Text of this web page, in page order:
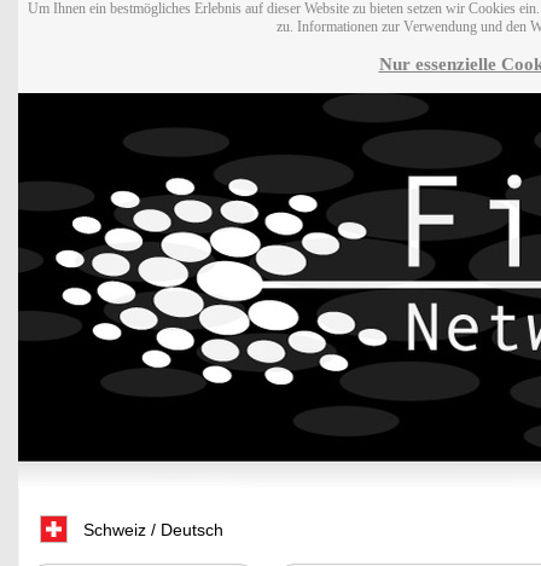
Um Ihnen ein bestmögliches Erlebnis auf dieser Website zu bieten setzen wir Cookies
zu. Informationen zur Verwendung und den
Nur essenzielle
Schweiz / Deutsch